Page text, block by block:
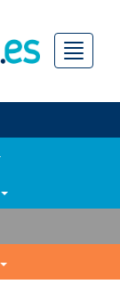
Menú